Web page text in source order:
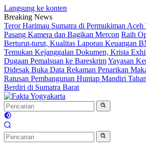
Langsung ke konten
Breaking News
Teror Harimau Sumatra di Permukiman
Pasang Kamera dan Bagikan Mercon Raih
Berturut-turut, Kualitas Laporan Keuangan
Temukan Kejanggalan Dokumen, Krista
Dugaan Pemalsuan ke BareskrimYayasan
Didesak Buka Data Rekaman Penarikan
Ratusan Pembangunan Huntap Mandiri
Berdiri di Sumatra Barat